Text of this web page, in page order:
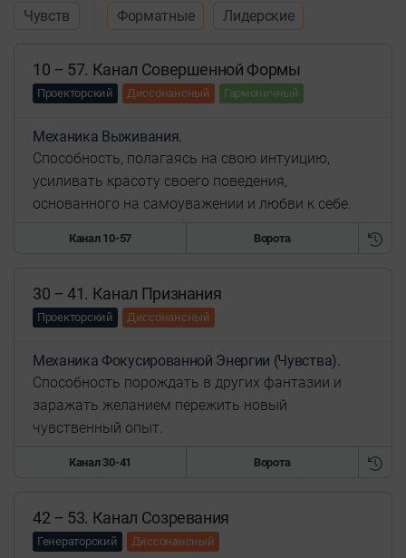
Чувств Форматные Лидерские
10 – 57. Канал Совершенной Формы
Проекторский Диссонансный Гармоничный
Механика Выживания.
Способность, полагаясь на свою интуицию,
усиливать красоту своего поведения,
основанного на самоуважении и любви к себе.
Канал 10-57 Ворота
30 – 41. Канал Признания
Проекторский Диссонансный
Механика Фокусированной Энергии (Чувства).
Способность порождать в других фантазии и
заражать желанием пережить новый
чувственный опыт.
Канал 30-41 Ворота
42 – 53. Канал Созревания
Генераторский Диссонансный